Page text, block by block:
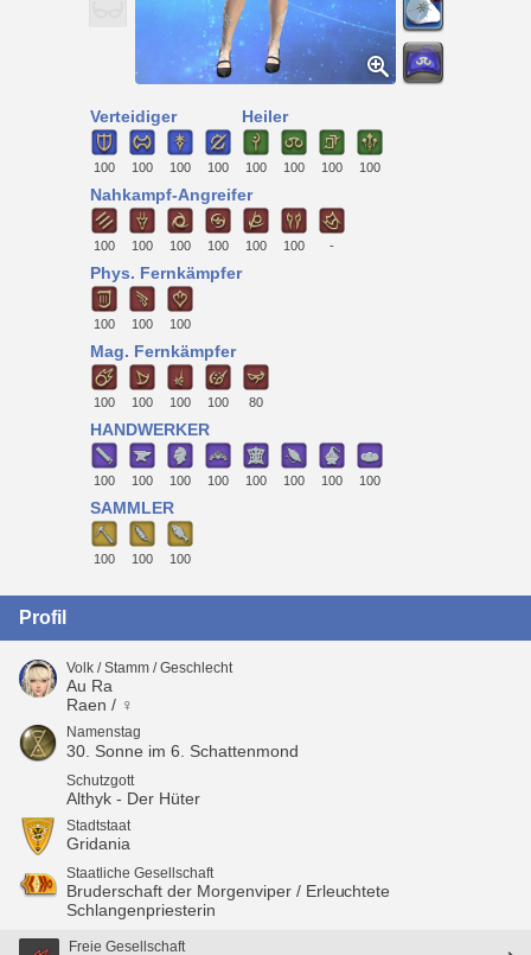
Verteidiger
100 100 100 100
Heiler
100 100 100 100
Nahkampf-Angreifer
100 100 100 100 100 100 -
Phys. Fernkämpfer
100 100 100
Mag. Fernkämpfer
100 100 100 100 80
HANDWERKER
100 100 100 100 100 100 100 100
SAMMLER
100 100 100
Profil
Volk / Stamm / Geschlecht
Au Ra
Raen / ♀
Namenstag
30. Sonne im 6. Schattenmond
Schutzgott
Althyk - Der Hüter
Stadtstaat
Gridania
Staatliche Gesellschaft
Bruderschaft der Morgenviper / Erleuchtete
Schlangenpriesterin
Freie Gesellschaft